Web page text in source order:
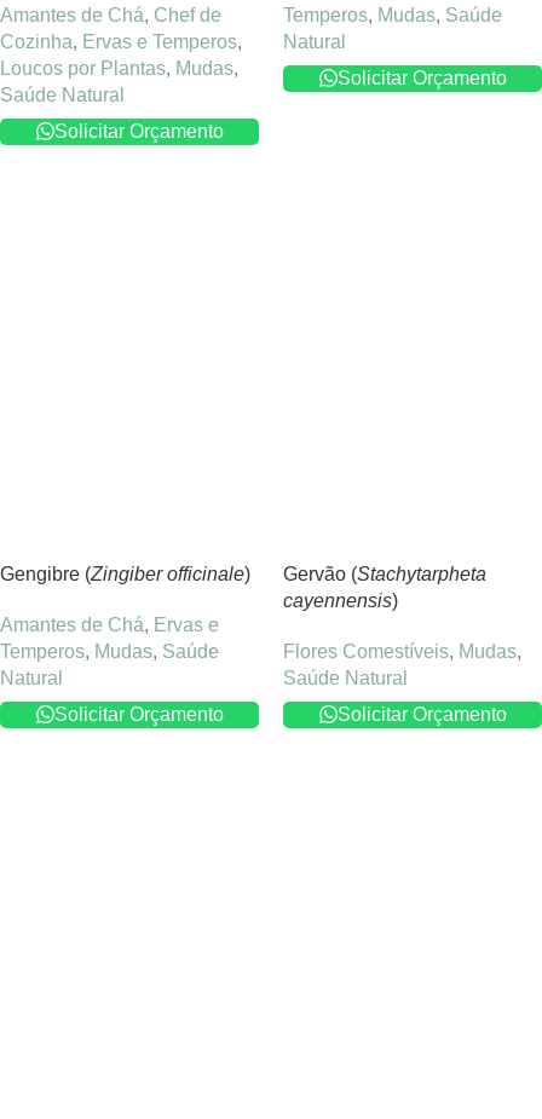
Amantes de Chá, Chef de
Cozinha, Ervas e Temperos,
Loucos por Plantas, Mudas,
Saúde Natural
Solicitar Orçamento
Temperos, Mudas, Saúde
Natural
Solicitar Orçamento
Gengibre (Zingiber officinale)
Amantes de Chá, Ervas e
Temperos, Mudas, Saúde
Natural
Solicitar Orçamento
Gervão (Stachytarpheta
cayennensis)
Flores Comestíveis, Mudas,
Saúde Natural
Solicitar Orçamento